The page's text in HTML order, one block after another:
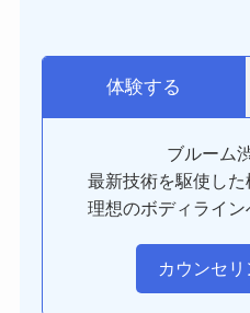
体験する
ブルーム
最新技術を駆使した
理想のボディライン
カウンセ